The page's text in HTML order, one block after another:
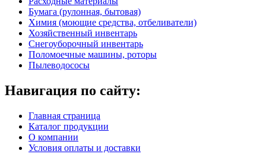
Бумага (рулонная, бытовая)
Химия (моющие средства, отбеливатели)
Хозяйственный инвентарь
Снегоуборочный инвентарь
Поломоечные машины, роторы
Пылеводососы
Навигация по сайту:
Главная страница
Каталог продукции
О компании
Условия оплаты и доставки